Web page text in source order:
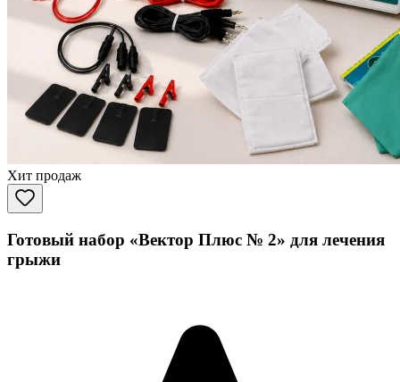
Хит продаж
Готовый набор «Вектор Плюс № 2» для лечения
грыжи